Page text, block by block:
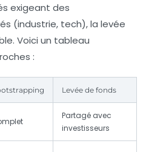
exigeant des
(industrie, tech), la levée
Voici un tableau
:
Levée de fonds
Partagé avec
investisseurs